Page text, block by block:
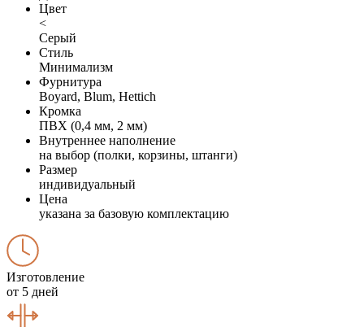
Цвет
<
Серый
Стиль
Минимализм
Фурнитура
Boyard, Blum, Hettich
Кромка
ПВХ (0,4 мм, 2 мм)
Внутреннее наполнение
на выбор (полки, корзины, штанги)
Размер
индивидуальный
Цена
указана за базовую комплектацию
Изготовление
от 5 дней